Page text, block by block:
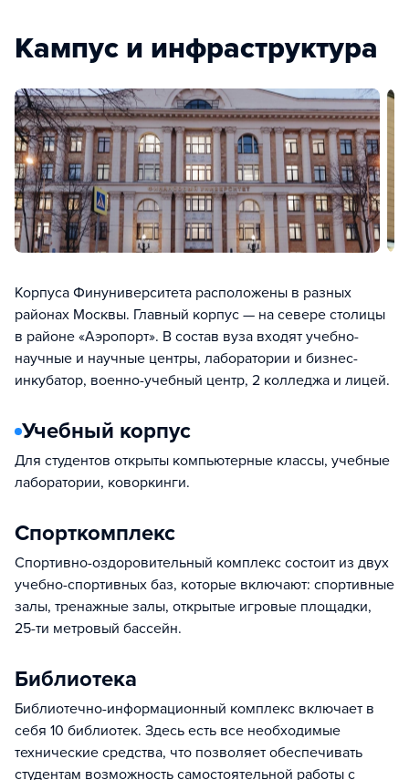
Кампус и инфраструктура
Корпуса Финуниверситета расположены в разных
районах Москвы. Главный корпус — на севере столицы
в районе «Аэропорт». В состав вуза входят учебно-
научные и научные центры, лаборатории и бизнес-
инкубатор, военно-учебный центр, 2 колледжа и лицей.
Учебный корпус
Для студентов открыты компьютерные классы, учебные
лаборатории, коворкинги.
Спорткомплекс
Спортивно-оздоровительный комплекс состоит из двух
учебно-спортивных баз, которые включают: спортивные
залы, тренажные залы, открытые игровые площадки,
25-ти метровый бассейн.
Библиотека
Библиотечно-информационный комплекс включает в
себя 10 библиотек. Здесь есть все необходимые
технические средства, что позволяет обеспечивать
студентам возможность самостоятельной работы с